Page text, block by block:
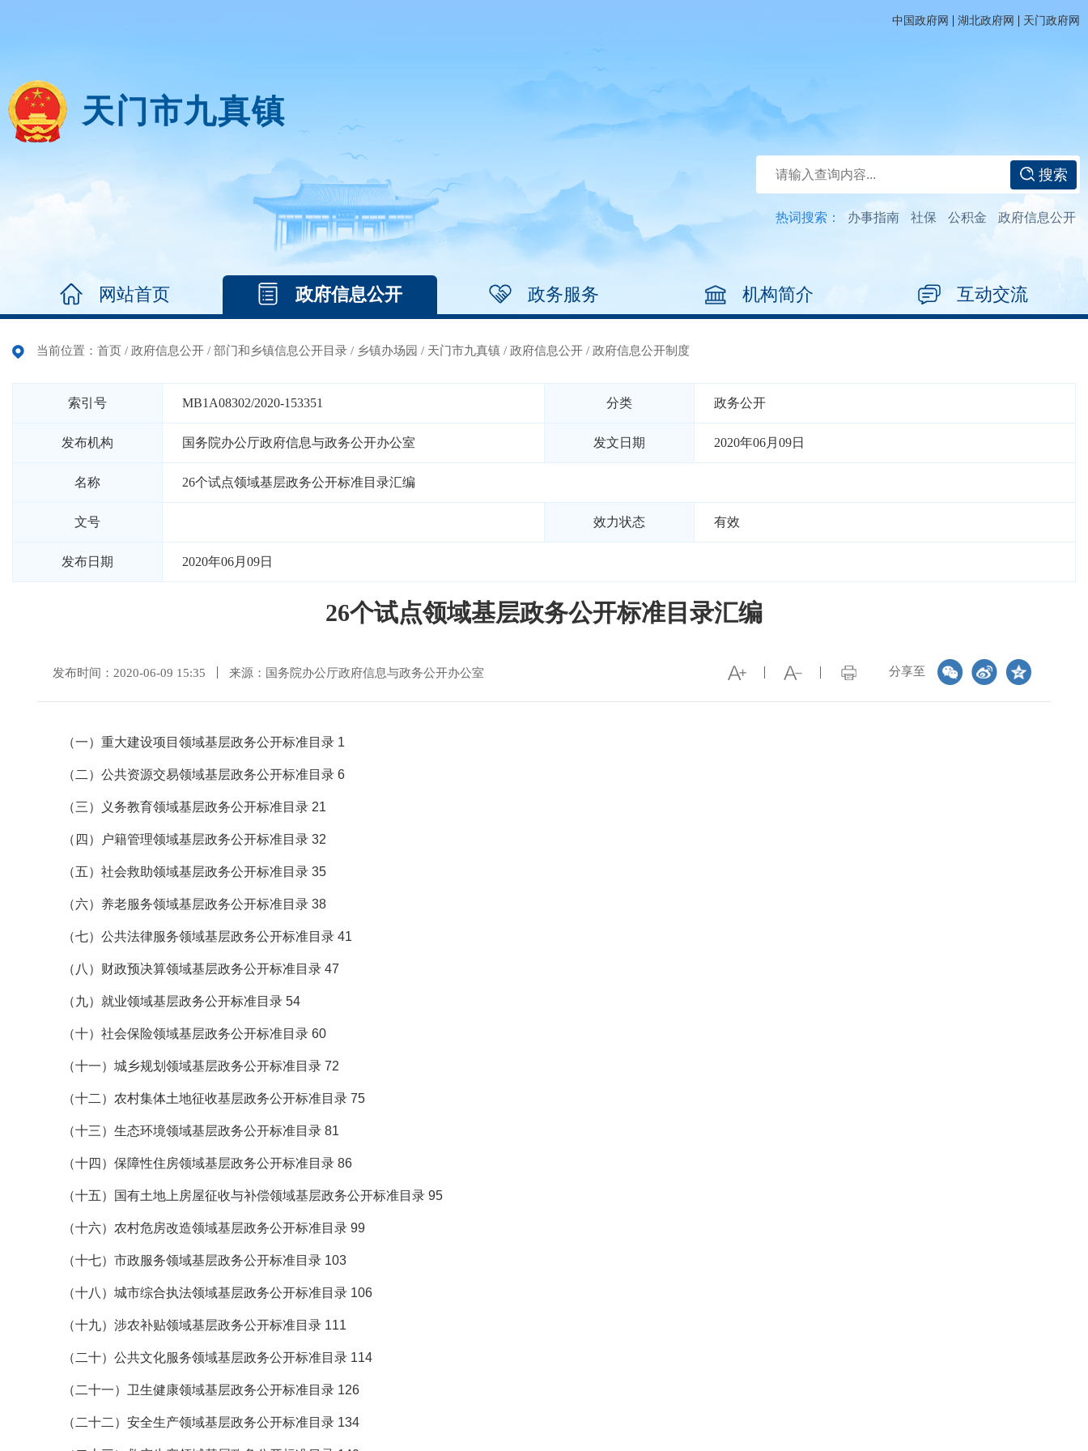
中国政府网 | 湖北政府网 | 天门政府网
天门市九真镇
搜索
热词搜索： 办事指南 社保 公积金 政府信息公开
网站首页 政府信息公开 政务服务 机构简介 互动交流
当前位置： 首页 / 政府信息公开 / 部门和乡镇信息公开目录 / 乡镇办场园 / 天门市九真镇 / 政府信息公开 / 政府信息公开制度
索引号 MB1A08302/2020-153351 分类 政务公开
发布机构 国务院办公厅政府信息与政务公开办公室 发文日期 2020年06月09日
名称 26个试点领域基层政务公开标准目录汇编
文号 效力状态 有效
发布日期 2020年06月09日
26个试点领域基层政务公开标准目录汇编
分享至
发布时间：2020-06-09 15:35 来源：国务院办公厅政府信息与政务公开办公室
（一）重大建设项目领域基层政务公开标准目录 1
（二）公共资源交易领域基层政务公开标准目录 6
（三）义务教育领域基层政务公开标准目录 21
（四）户籍管理领域基层政务公开标准目录 32
（五）社会救助领域基层政务公开标准目录 35
（六）养老服务领域基层政务公开标准目录 38
（七）公共法律服务领域基层政务公开标准目录 41
（八）财政预决算领域基层政务公开标准目录 47
（九）就业领域基层政务公开标准目录 54
（十）社会保险领域基层政务公开标准目录 60
（十一）城乡规划领域基层政务公开标准目录 72
（十二）农村集体土地征收基层政务公开标准目录 75
（十三）生态环境领域基层政务公开标准目录 81
（十四）保障性住房领域基层政务公开标准目录 86
（十五）国有土地上房屋征收与补偿领域基层政务公开标准目录 95
（十六）农村危房改造领域基层政务公开标准目录 99
（十七）市政服务领域基层政务公开标准目录 103
（十八）城市综合执法领域基层政务公开标准目录 106
（十九）涉农补贴领域基层政务公开标准目录 111
（二十）公共文化服务领域基层政务公开标准目录 114
（二十一）卫生健康领域基层政务公开标准目录 126
（二十二）安全生产领域基层政务公开标准目录 134